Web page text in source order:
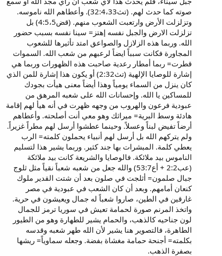
صوته كما حدث لهم. (تث32:4،33). وأعطاهم الله ناموسه.
وتزلزلت الأرض وارتعبت الشعوب منهم. (قض4:5،5) بل
تزلزلت الارض والجبل نفسه إهتز= سينا نفسه بسبب حضور
الله. وربما هذه الزلازل والصواعق امتد تأثيرها للشعوب
المجاورة فكانت سبباً ايضاً لرعبهم من شعب الله. السموات
قطرت= ربما أمطار رعدية صاحبت هذه الظهورات وربما هي
إشارة للوصايا الإلهية (تث2:32) أو يكون هذا إشارة للمن الذي
كان ينزل من السماء يومياً وهذا أيضاً معنى هيأت بجودك
للمساكين يا الله. وإحسانات الله على شعبه المرهق من
عبودية فرعون والهروب من وجهه ظهرت في أنه هيأ لهم إقامة
هادئة وسط البرية= ميراثك وهو معي أنت أصلحته. وأعطاهم
أرضاً تفيض لبناً وعسلاً. وحينما عطشوا أرسل لهم مطراً غزيراً.
ولم يتركهم الله بل أرسل لهم أنبياء يحملون كلمته= الرب
يعطي كلمة. المبشرات بها جند كثير. وربما يشير هذا لتسليم
الناموس بيد ملائكة. فالوصايا والشريعة كانت بيد ملائكة
(عب2:2 + أع53:7) والله جعل من شعبه شعباً نقياً مثل ثلوج
جبال صلمون= أثلجت في صلون بعد أن شتت القدير ملوك
كنعان أمامهم. وبعد أن كان الشعب في عبودية في مصر
غارقين في الطين، صاروا شعباً له جمال ويعيشون في حرية.
واتخذ المرنم صورة لحمامة تعيش في سوريا ترمز للجمال
لون جناحيه كالذهب، والحمام يشير للطهارة وهو من الطيور
الطاهرة، فالتصوير هنا يشير لأن الله طهر شعبه وقدسه
بكلمته= أجنحة حمامة مغشاة بفضة. وجعله سماوياً= ريشها
بصفرة الذهب.